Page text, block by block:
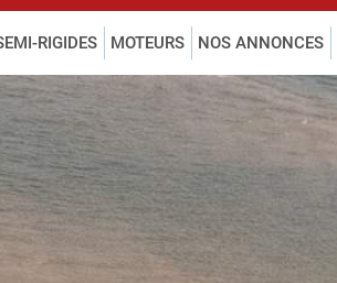
RIGIDES MOTEURS NOS ANNONCES